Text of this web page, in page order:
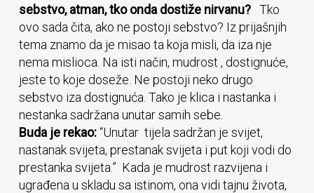
sebstvo, atman, tko onda dostiže nirvanu? Tko
ovo sada čita, ako ne postoji sebstvo? Iz prijašnjih
tema znamo da je misao ta koja misli, da iza nje
nema mislioca. Na isti način, mudrost , dostignuće,
jeste to koje doseže. Ne postoji neko drugo
sebstvo iza dostignuća. Tako je klica i nastanka i
nestanka sadržana unutar samih sebe.
Buda je rekao:“Unutar tijela sadržan je svijet,
nastanak svijeta, prestanak svijeta i put koji vodi do
prestanka svijeta.” Kada je mudrost razvijena i
ugrađena u skladu sa istinom, ona vidi tajnu života,